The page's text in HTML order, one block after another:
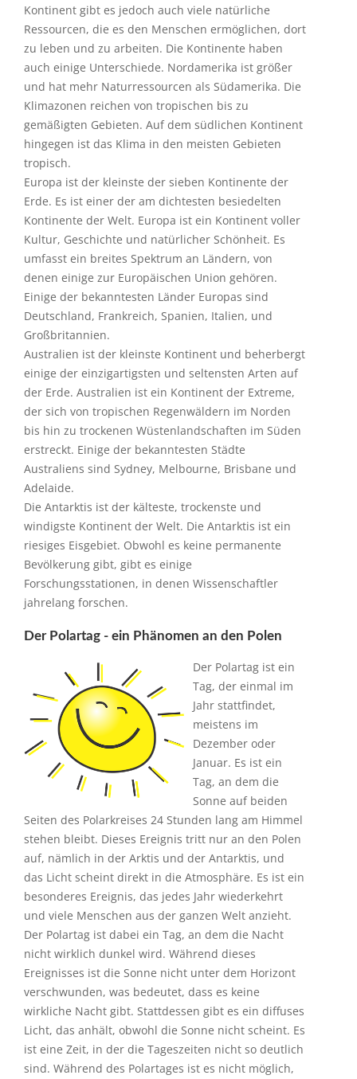
Kontinent gibt es jedoch auch viele natürliche
Ressourcen, die es den Menschen ermöglichen, dort
zu leben und zu arbeiten. Die Kontinente haben
auch einige Unterschiede. Nordamerika ist größer
und hat mehr Naturressourcen als Südamerika. Die
Klimazonen reichen von tropischen bis zu
gemäßigten Gebieten. Auf dem südlichen Kontinent
hingegen ist das Klima in den meisten Gebieten
tropisch.
Europa ist der kleinste der sieben Kontinente der
Erde. Es ist einer der am dichtesten besiedelten
Kontinente der Welt. Europa ist ein Kontinent voller
Kultur, Geschichte und natürlicher Schönheit. Es
umfasst ein breites Spektrum an Ländern, von
denen einige zur Europäischen Union gehören.
Einige der bekanntesten Länder Europas sind
Deutschland, Frankreich, Spanien, Italien, und
Großbritannien.
Australien ist der kleinste Kontinent und beherbergt
einige der einzigartigsten und seltensten Arten auf
der Erde. Australien ist ein Kontinent der Extreme,
der sich von tropischen Regenwäldern im Norden
bis hin zu trockenen Wüstenlandschaften im Süden
erstreckt. Einige der bekanntesten Städte
Australiens sind Sydney, Melbourne, Brisbane und
Adelaide.
Die Antarktis ist der kälteste, trockenste und
windigste Kontinent der Welt. Die Antarktis ist ein
riesiges Eisgebiet. Obwohl es keine permanente
Bevölkerung gibt, gibt es einige
Forschungsstationen, in denen Wissenschaftler
jahrelang forschen.
Der Polartag - ein Phänomen an den Polen
Der Polartag ist ein
Tag, der einmal im
Jahr stattfindet,
meistens im
Dezember oder
Januar. Es ist ein
Tag, an dem die
Sonne auf beiden
Seiten des Polarkreises 24 Stunden lang am Himmel
stehen bleibt. Dieses Ereignis tritt nur an den Polen
auf, nämlich in der Arktis und der Antarktis, und
das Licht scheint direkt in die Atmosphäre. Es ist ein
besonderes Ereignis, das jedes Jahr wiederkehrt
und viele Menschen aus der ganzen Welt anzieht.
Der Polartag ist dabei ein Tag, an dem die Nacht
nicht wirklich dunkel wird. Während dieses
Ereignisses ist die Sonne nicht unter dem Horizont
verschwunden, was bedeutet, dass es keine
wirkliche Nacht gibt. Stattdessen gibt es ein diffuses
Licht, das anhält, obwohl die Sonne nicht scheint. Es
ist eine Zeit, in der die Tageszeiten nicht so deutlich
sind. Während des Polartages ist es nicht möglich,